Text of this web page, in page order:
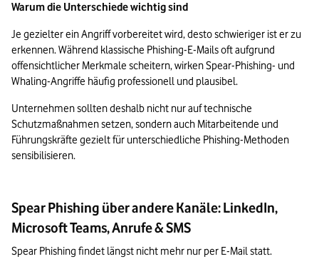
Warum die Unterschiede wichtig sind
Je gezielter ein Angriff vorbereitet wird, desto schwieriger ist er zu
erkennen. Während klassische Phishing-E-Mails oft aufgrund
offensichtlicher Merkmale scheitern, wirken Spear-Phishing- und
Whaling-Angriffe häufig professionell und plausibel.
Unternehmen sollten deshalb nicht nur auf technische
Schutzmaßnahmen setzen, sondern auch Mitarbeitende und
Führungskräfte gezielt für unterschiedliche Phishing-Methoden
sensibilisieren.
Spear Phishing über andere Kanäle: LinkedIn,
Microsoft Teams, Anrufe & SMS
Spear Phishing findet längst nicht mehr nur per E-Mail statt.